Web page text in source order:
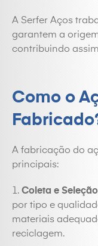
A Serfer Aços
garantem a
contribuindo
Como o
A fabricação do
principais:
Coleta e Seleção
por tipo e
materiais
reciclagem.